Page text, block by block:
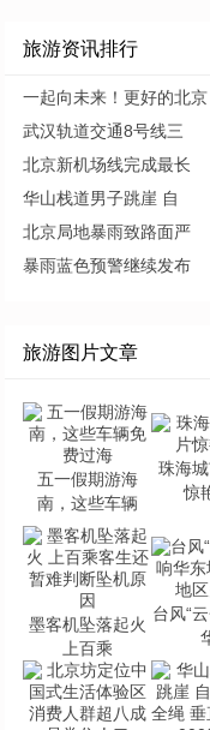
旅游资讯排行
一起向未来！更好的北京
武汉轨道交通8号线三
北京新机场线完成最长
华山栈道男子跳崖 自
北京局地暴雨致路面严
暴雨蓝色预警继续发布
旅游图片文章
五一假期游海
南，这些车辆
珠海
惊
墨客机坠落起火
上百乘
台风“